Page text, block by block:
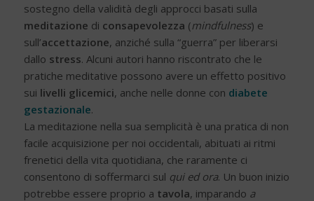
sostegno della validità degli approcci basati sulla
meditazione di consapevolezza (mindfulness) e
sull’accettazione, anziché sulla “guerra” per liberarsi
dallo stress. Alcuni autori hanno riscontrato che le
pratiche meditative possono avere un effetto positivo
sui livelli glicemici, anche nelle donne con diabete
gestazionale.
La meditazione nella sua semplicità è una pratica di non
facile acquisizione per noi occidentali, abituati ai ritmi
frenetici della vita quotidiana, che raramente ci
consentono di soffermarci sul qui ed ora. Un buon inizio
potrebbe essere proprio a tavola, imparando a